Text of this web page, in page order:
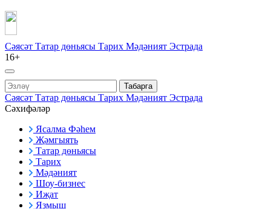
Сәясәт Татар дөньясы Тарих Мәдәният Эстрада
16+
Табарга
Сәясәт Татар дөньясы Тарих Мәдәният Эстрада
Сәхифәләр
Ясалма Фәһем
Җәмгыять
Татар дөньясы
Тарих
Мәдәният
Шоу-бизнес
Иҗат
Язмыш